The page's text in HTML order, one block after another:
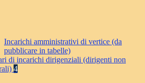
Incarichi amministrativi di vertice (da
pubblicare in tabelle)
di incarichi dirigenziali (dirigenti non
4